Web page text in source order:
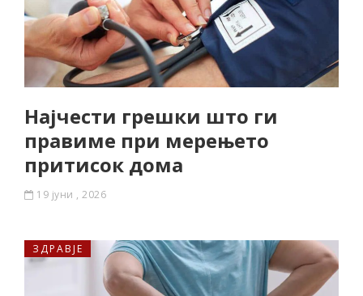
Најчести грешки што ги
правиме при мерењето
притисок дома
19 јуни , 2026
ЗДРАВЈЕ